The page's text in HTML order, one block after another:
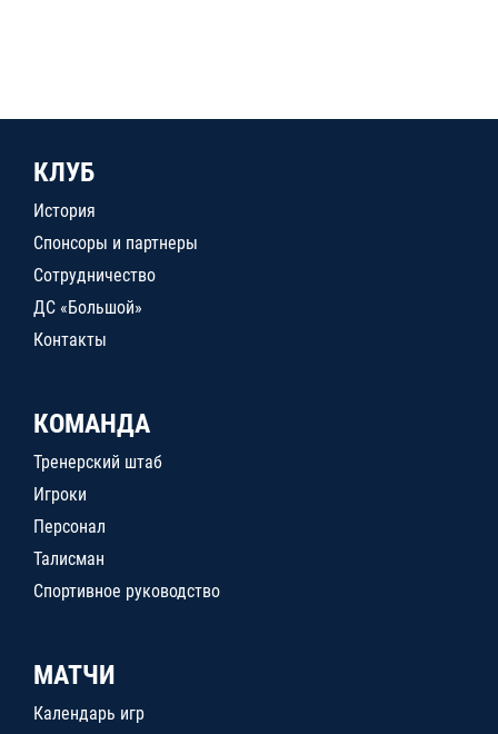
КЛУБ
История
Спонсоры и партнеры
Сотрудничество
ДС «Большой»
Контакты
КОМАНДА
Тренерский штаб
Игроки
Персонал
Талисман
Спортивное руководство
МАТЧИ
Календарь игр